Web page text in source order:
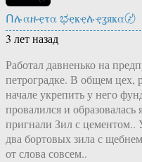
Ոሉαዙҿτα ಭҿҝҿሉҿʓяҝα〄
3 лет назад
Работал давненько на
петроградке. В общем цех,
начале укрепить у него
провалился и
пригнали Зил с цементом..
два бортовых зила с
от слова совсем..